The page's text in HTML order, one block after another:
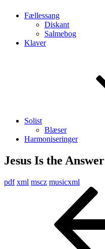
Fællessang
Diskant
Salmebog
Klaver
Solist
Blæser
Harmoniseringer
Jesus Is the Answer
pdf xml mscz musicxml
Indlægsnavigation